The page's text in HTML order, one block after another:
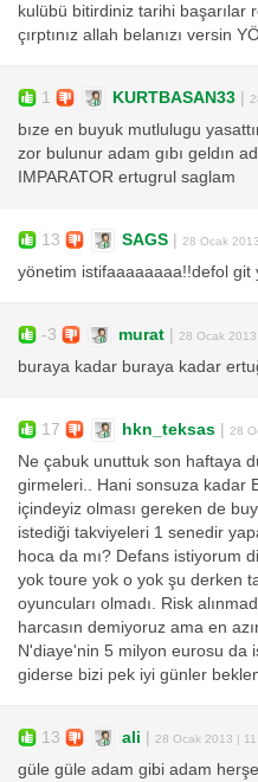
kulübü bitirdiniz tarihi başarılar
çırptınız allah belanızı versin
1 KURTBASAN33 |
bıze en buyuk mutlulugu
zor bulunur adam gıbı geldın
IMPARATOR ertugrul saglam
13 SAGS | 28 Ocak
yönetim istifaaaaaaaa!!defol git
-3 murat | 28 Ocak
buraya kadar buraya kadar
17 hkn_teksas | 28
Ne çabuk unuttuk son haftaya
girmeleri.. Hani sonsuza kadar
içindeyiz olması gereken de
istediği takviyeleri 1 senedir
hoca da mı? Defans istiyorum
yok toure yok o yok şu derken
oyuncuları olmadı. Risk
harcasın demiyoruz ama en
N'diaye'nin 5 milyon eurosu da
giderse bizi pek iyi günler
13 ali | 28 Ocak 2013 |
güle güle adam gibi adam